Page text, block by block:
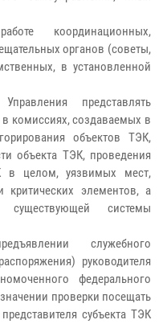
координационных,
органов (советы,
в установленной
представлять
комиссиях, создаваемых в
объектов ТЭК,
объекта ТЭК, проведения
в целом, уязвимых мест,
критических элементов, а
системы
служебного
руководителя
федерального
проверки посещать
субъекта ТЭК